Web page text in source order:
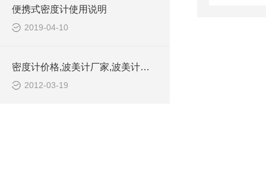
便携式密度计使用说明
2019-04-10
密度计价格,波美计厂家,波美计行业规范
2012-03-19